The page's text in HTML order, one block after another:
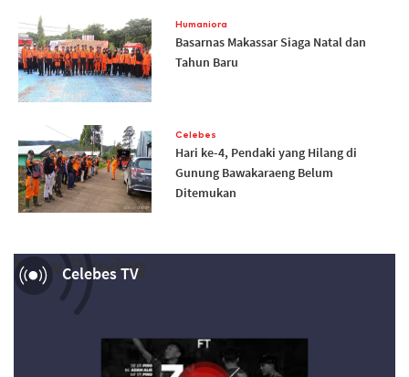
Humaniora
Basarnas Makassar Siaga Natal dan
Tahun Baru
Celebes
Hari ke-4, Pendaki yang Hilang di
Gunung Bawakaraeng Belum
Ditemukan
Celebes TV
Now Playing